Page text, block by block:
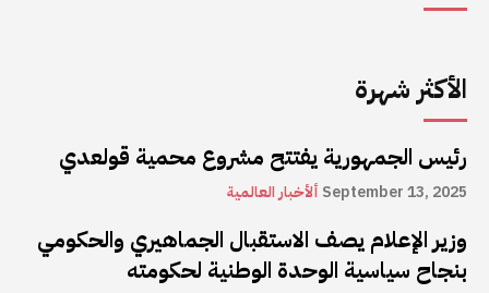
الأكثر شهرة
رئيس الجمهورية يفتتح مشروع محمية قولعدي
ألأخبار العالمية September 13, 2025
وزير الإعلام يصف الاستقبال الجماهيري والحكومي
بنجاح سياسية الوحدة الوطنية لحكومته